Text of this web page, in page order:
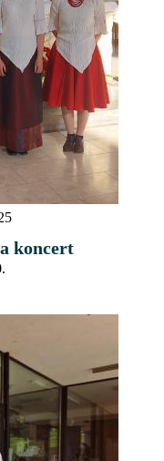
koncert